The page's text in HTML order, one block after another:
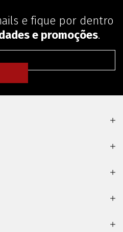
e fique por dentro
e promoções.